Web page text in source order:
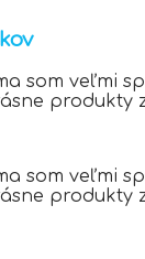
som veľmi
produkty
som veľmi
produkty